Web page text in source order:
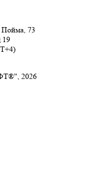
Пойма, 73
19
2026